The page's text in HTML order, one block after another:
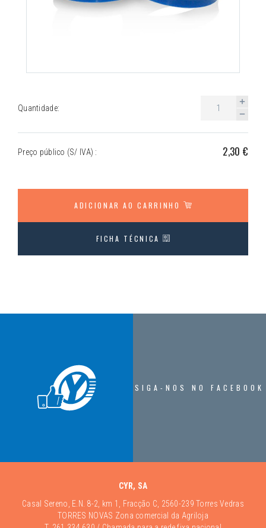
Quantidade:
Preço público (S/ IVA) : 2,30 €
ADICIONAR AO CARRINHO
FICHA TÉCNICA
SIGA-NOS NO FACEBOOK
CYR, SA
Casal Sereno, E.N. 8-2, km 1, Fracção C, 2560-239 Torres Vedras
TORRES NOVAS Zona comercial da Agriloja